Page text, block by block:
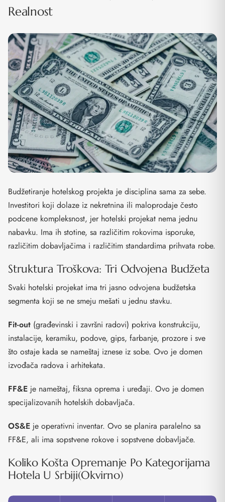
Realnost
Budžetiranje hotelskog projekta je disciplina sama za sebe.
Investitori koji dolaze iz nekretnina ili maloprodaje često
podcene kompleksnost, jer hotelski projekat nema jednu
nabavku. Ima ih stotine, sa različitim rokovima isporuke,
različitim dobavljačima i različitim standardima prihvata robe.
Struktura Troškova: Tri Odvojena Budžeta
Svaki hotelski projekat ima tri jasno odvojena budžetska
segmenta koji se ne smeju mešati u jednu stavku.
Fit-out (građevinski i završni radovi) pokriva konstrukciju,
instalacije, keramiku, podove, gips, farbanje, prozore i sve
što ostaje kada se nameštaj iznese iz sobe. Ovo je domen
izvođača radova i arhitekata.
FF&E je nameštaj, fiksna oprema i uređaji. Ovo je domen
specijalizovanih hotelskih dobavljača.
OS&E je operativni inventar. Ovo se planira paralelno sa
FF&E, ali ima sopstvene rokove i sopstvene dobavljače.
Koliko Košta Opremanje Po Kategorijama
Hotela U Srbiji(okvirno)